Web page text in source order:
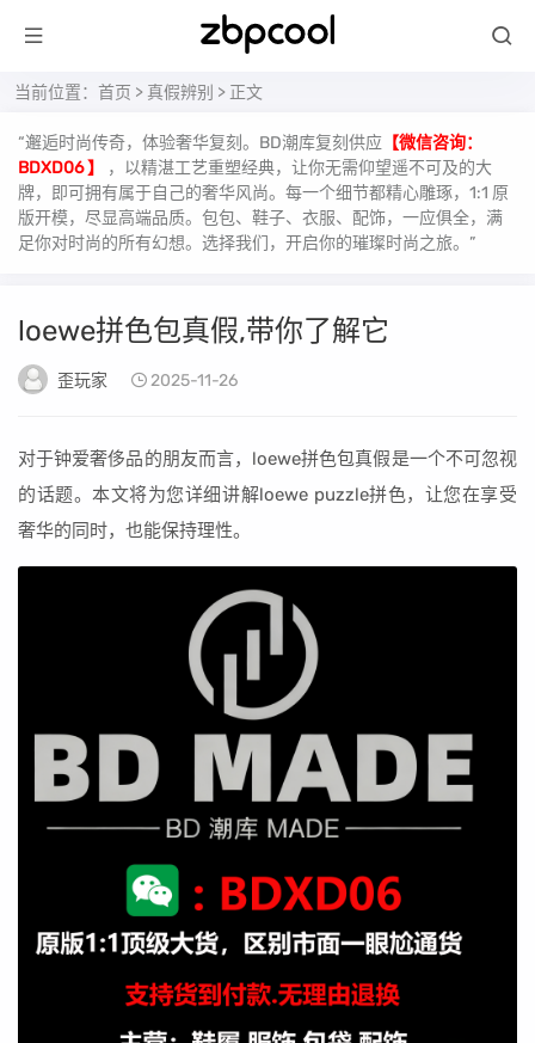
当前位置： 首页 > 真假辨别 > 正文
“邂逅时尚传奇，体验奢华复刻。BD潮库复刻供应 【微信咨询：
BDXD06 】
，以精湛工艺重塑经典，让你无需仰望遥不可及的大
牌，即可拥有属于自己的奢华风尚。每一个细节都精心雕琢，1:1 原
版开模，尽显高端品质。包包、鞋子、衣服、配饰，一应俱全，满
足你对时尚的所有幻想。选择我们，开启你的璀璨时尚之旅。”
loewe拼色包真假,带你了解它
歪玩家 2025-11-26
对于钟爱奢侈品的朋友而言，loewe拼色包真假是一个不可忽视
的话题。本文将为您详细讲解loewe puzzle拼色，让您在享受
奢华的同时，也能保持理性。